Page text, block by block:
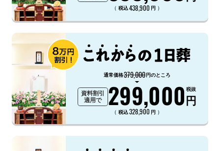
（ 税込438,900 円 ）
通常価格379,000円のところ
資料割引
適用で
299,000円
税抜
（ 税込328,900 円 ）